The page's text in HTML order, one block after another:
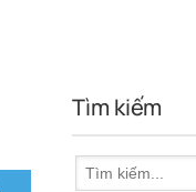
Tìm kiếm